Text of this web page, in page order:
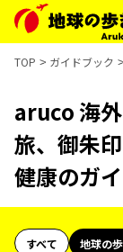
TOP ガイドブック
aruco 海
旅、御朱
健康のガ
すべて 地球の